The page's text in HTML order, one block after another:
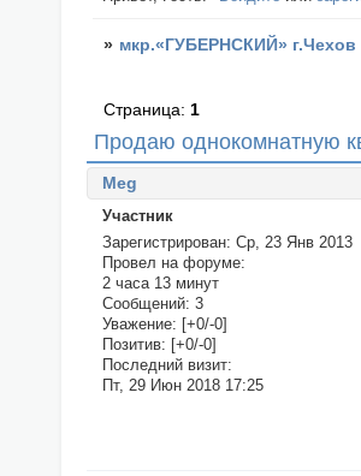
» мкр.«ГУБЕРНСКИЙ» г.Чехов
Продаю однокомнатную
Страница: 1
Meg
Участник
Зарегистрирован: Ср, 23 Янв 2013
Провел на форуме:
2 часа 13 минут
Сообщений: 3
Уважение: [+0/-0]
Позитив: [+0/-0]
Последний визит:
Пт, 29 Июн 2018 17:25